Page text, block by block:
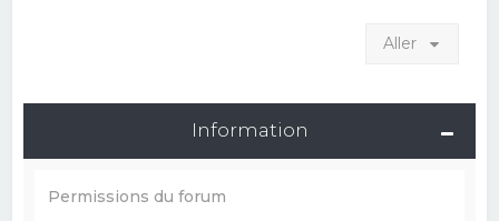
Aller
Information
Permissions du forum